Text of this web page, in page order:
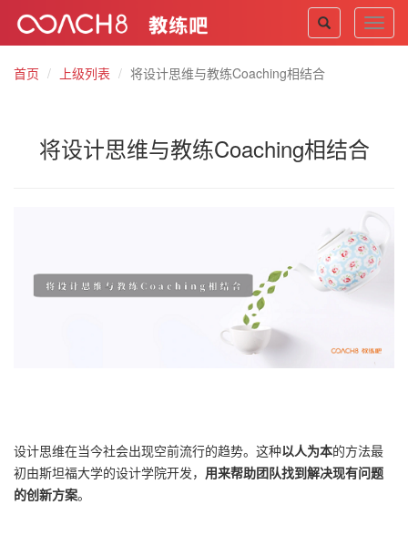
首页
上级列表 将设计思维与教练Coaching相结合
将设计思维与教练Coaching相结合
设计思维在当今社会出现空前流行的趋势。这种以人为本的方法最
初由斯坦福大学的设计学院开发， 用来帮助团队找到解决现有问题
的创新方案。